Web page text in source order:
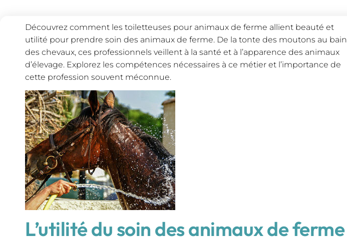
Découvrez comment les toiletteuses pour animaux de ferme allient beauté et
utilité pour prendre soin des animaux de ferme. De la tonte des moutons au bain
des chevaux, ces professionnels veillent à la santé et à l’apparence des animaux
d’élevage. Explorez les compétences nécessaires à ce métier et l’importance de
cette profession souvent méconnue.
L’utilité du soin des animaux de ferme